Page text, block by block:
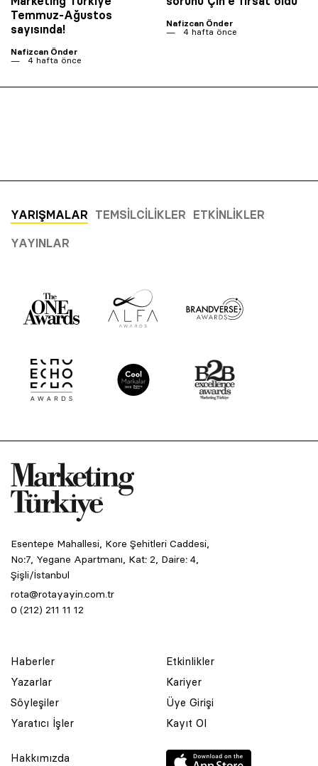
Temmuz-Ağustos
sayısında!
Nafizcan Önder
4 hafta önce
Nafizcan Önder
4 hafta önce
YARIŞMALAR TEMSILCILIKLER ETKINLIKLER
YAYINLAR
Esentepe Mahallesi, Kore Şehitleri Caddesi,
No:7, Yegane Apartmanı, Kat: 2, Daire: 4,
Şişli/İstanbul
rota@rotayayin.com.tr
0 (212) 211 11 12
Haberler
Yazarlar
Söyleşiler
Yaratıcı İşler
Etkinlikler
Kariyer
Üye Girişi
Kayıt Ol
Hakkımızda